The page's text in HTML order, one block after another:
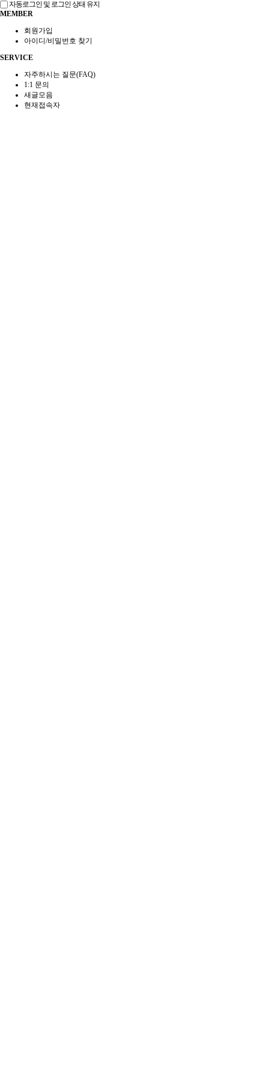
자동로그인 및 로그인 상태 유지
MEMBER
회원가입
아이디/비밀번호 찾기
SERVICE
자주하시는 질문(FAQ)
1:1 문의
새글모음
현재접속자